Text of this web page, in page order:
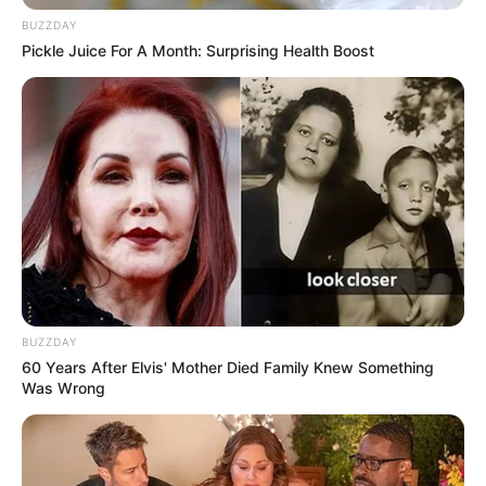
BUZZDAY
Pickle Juice For A Month: Surprising Health Boost
BUZZDAY
60 Years After Elvis' Mother Died Family Knew Something
Was Wrong